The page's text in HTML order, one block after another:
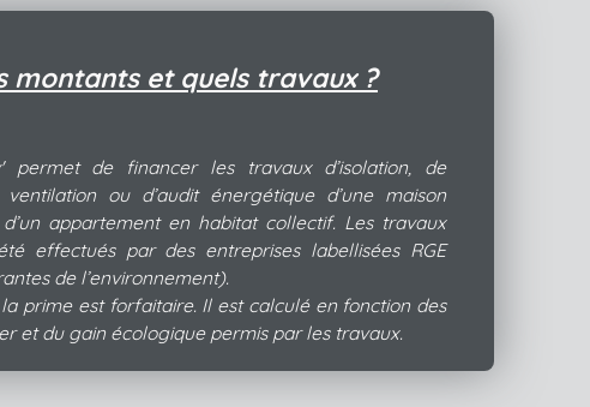
montants et quels travaux ?
permet de financer les travaux d’isolation, de
ou d’audit énergétique d’une maison
appartement en habitat collectif. Les travaux
effectués par des entreprises labellisées RGE
de l’environnement).
prime est forfaitaire. Il est calculé en fonction des
et du gain écologique permis par les travaux.